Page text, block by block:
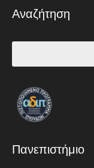
Αναζήτηση
Πανεπιστήμιο